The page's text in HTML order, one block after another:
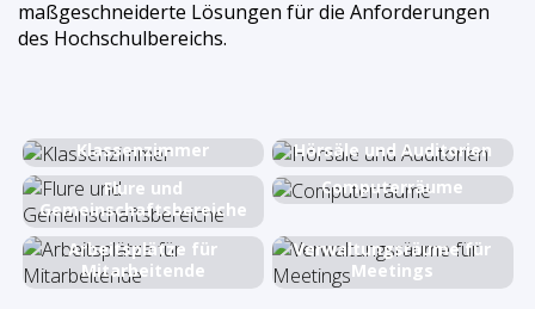
maßgeschneiderte Lösungen für die Anforderungen
des Hochschulbereichs.
Klassenzimmer
Hörsäle und Auditorien
Flure und
Gemeinschaftsbereiche
Computerräume
Arbeitsplätze für
Mitarbeitende
Verwaltungsräume für
Meetings